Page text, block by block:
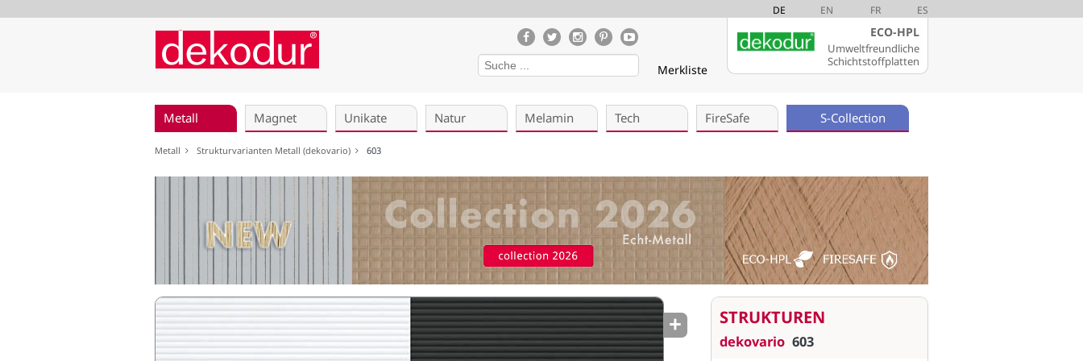
DE EN FR ES
Merkliste
ECO-HPL
Umweltfreundliche
Schichtstoffplatten
Metall Magnet Unikate Natur Melamin Tech FireSafe S-Collection
Metall Strukturvarianten Metall (dekovario) 603
STRUKTUREN
dekovario 603